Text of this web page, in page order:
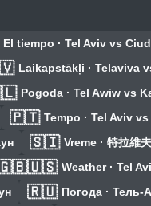
El tiempo · Tel Aviv vs
Laikapstākļi · Telaviva
Pogoda · Tel Awiw vs
🇵🇹 Tempo · Tel Aviv
🇸🇮 Vreme · 特拉維
Weather · Tel
🇷🇺 Погода · Тель-